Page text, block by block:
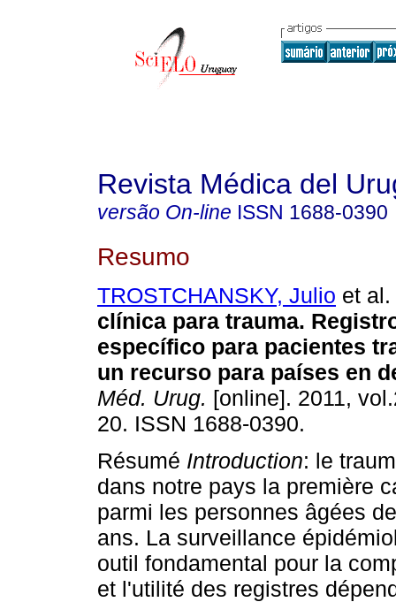
Revista Médica del
versão On-line ISSN 1688-0390
Resumo
TROSTCHANSKY, Julio et al.
clínica para trauma.
específico para pacientes
un recurso para países en
Méd. Urug. [online]. 2011,
20. ISSN 1688-0390.
Résumé Introduction: le
dans notre pays la première
parmi les personnes âgées
ans. La surveillance
outil fondamental pour la
et l'utilité des registres